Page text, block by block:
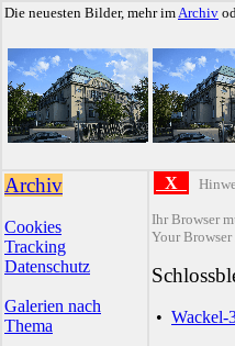
Die neuesten Bilder, mehr imArchiv
Archiv
Cookies
Tracking
Datenschutz
Galerien nach
Thema
X
Ihr Browser
Your
• Wackel-